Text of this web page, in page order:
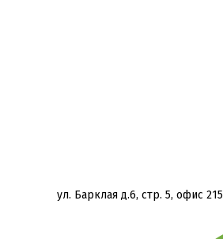
ул. Барклая д.6, стр. 5, офис 215